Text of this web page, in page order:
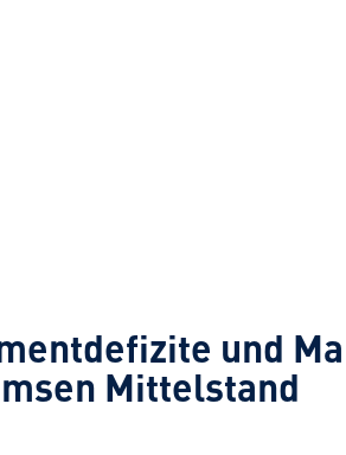
und
Mittelstand